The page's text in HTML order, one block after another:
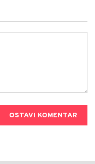
OSTAVI KOMENTAR